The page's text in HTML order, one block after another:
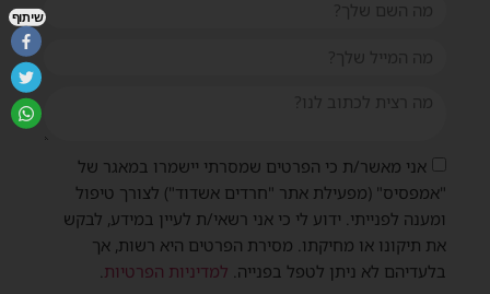
אני מאשר/ת כי הפרטים שמסרתי יישמרו במאגר של
"אמפסיס" (מפעילת אתר "חרדים אשדוד") לצורך טיפול
ומענה לפנייתי. ידוע לי כי אני רשאי/ת לעיין במידע, לבקש
את תיקונו או מחיקתו. מסירת הפרטים היא רשות, אך
בלעדיהם לא ניתן לטפל בפנייה. למדיניות הפרטיות.
שיתוף